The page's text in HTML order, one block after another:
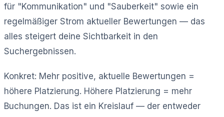
für "Kommunikation" und "Sauberkeit" sowie ein
regelmäßiger Strom aktueller Bewertungen — das
alles steigert deine Sichtbarkeit in den
Suchergebnissen.
Konkret: Mehr positive, aktuelle Bewertungen =
höhere Platzierung. Höhere Platzierung = mehr
Buchungen. Das ist ein Kreislauf — der entweder